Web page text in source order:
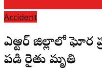
Accident
ఎన్టీఆర్ జిల్లాలో ఘోర
పడి రైతు మృతి